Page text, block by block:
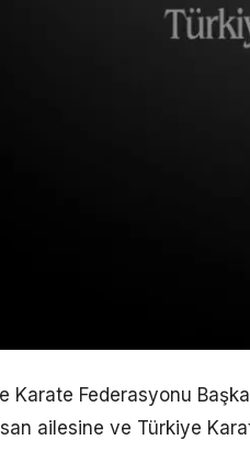
Karate Federasyonu
ailesine ve Türkiye